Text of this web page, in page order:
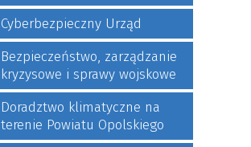
Cyberbezpieczny Urząd
Bezpieczeństwo, zarządzanie
kryzysowe i sprawy wojskowe
Doradztwo klimatyczne na
terenie Powiatu Opolskiego